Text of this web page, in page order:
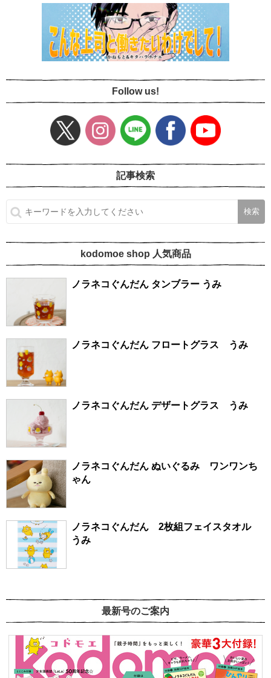
Follow us!
記事検索
kodomoe shop 人気商品
ノラネコぐんだん タンブラー うみ
ノラネコぐんだん フロートグラス うみ
ノラネコぐんだん デザートグラス うみ
ノラネコぐんだん ぬいぐるみ ワンワンち
ゃん
ノラネコぐんだん 2枚組フェイスタオル
うみ
最新号のご案内